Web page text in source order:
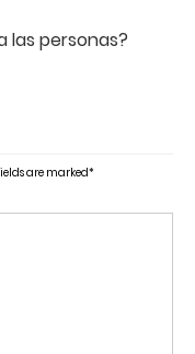
las personas?
are marked*